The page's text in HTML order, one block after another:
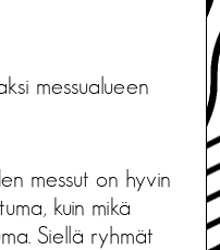
messualueen
messut on hyvin
kuin mikä
Siellä ryhmät